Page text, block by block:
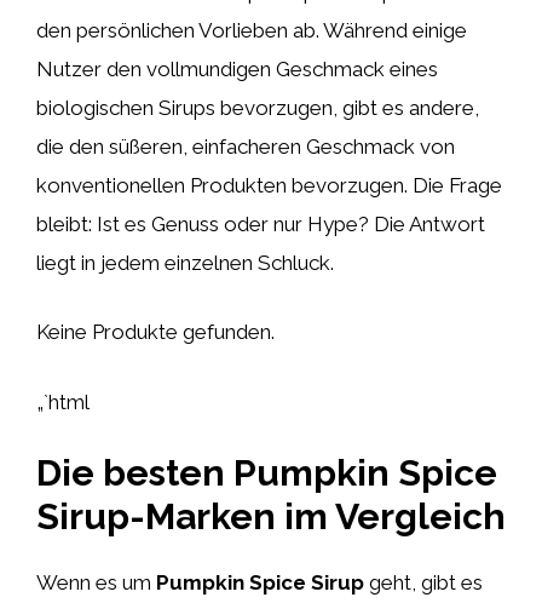
den persönlichen Vorlieben ab. Während einige
Nutzer den vollmundigen Geschmack eines
biologischen Sirups bevorzugen, gibt es andere,
die den süßeren, einfacheren Geschmack von
konventionellen Produkten bevorzugen. Die Frage
bleibt: Ist es Genuss oder nur Hype? Die Antwort
liegt in jedem einzelnen Schluck.
Keine Produkte gefunden.
„`html
Die besten Pumpkin Spice
Sirup-Marken im Vergleich
Wenn es um Pumpkin Spice Sirup geht, gibt es